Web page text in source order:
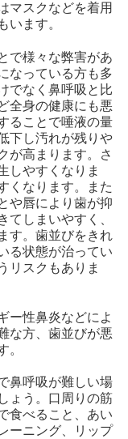
マスクなどを着用
います。
で様々な弊害があ
なっている方も多
でなく鼻呼吸と比
全身の健康にも悪
ることで唾液の量
下し汚れが残りや
が高まります。さ
しやすくなりま
くなります。また
や唇により歯が抑
てしまいやすく、
す。歯並びをきれ
る状態が治ってい
リスクもありま
ー性鼻炎などによ
な方、歯並びが悪
。
鼻呼吸が難しい場
ょう。口周りの筋
食べること、あい
ーニング、リップ